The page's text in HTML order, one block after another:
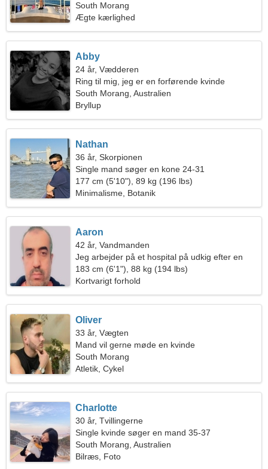
South Morang
Ægte kærlighed
Abby
24 år, Vædderen
Ring til mig, jeg er en forførende kvinde
South Morang, Australien
Bryllup
Nathan
36 år, Skorpionen
Single mand søger en kone 24-31
177 cm (5'10"), 89 kg (196 lbs)
Minimalisme, Botanik
Aaron
42 år, Vandmanden
Jeg arbejder på et hospital på udkig efter en
passioneret kvinde
183 cm (6'1"), 88 kg (194 lbs)
Kortvarigt forhold
Oliver
33 år, Vægten
Mand vil gerne møde en kvinde
South Morang
Atletik, Cykel
Charlotte
30 år, Tvillingerne
Single kvinde søger en mand 35-37
South Morang, Australien
Bilræs, Foto